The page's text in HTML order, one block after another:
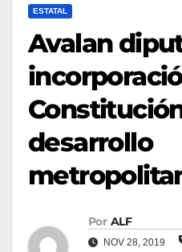
ESTATAL
Avalan
desarrollo
Por ALF
NOV 28, 2019